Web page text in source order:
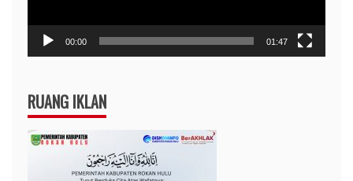
00:00 01:47
RUANG IKLAN